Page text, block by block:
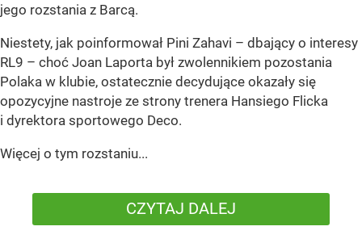
jego rozstania z Barcą.
Niestety, jak poinformował Pini Zahavi – dbający o interesy
RL9 – choć Joan Laporta był zwolennikiem pozostania
Polaka w klubie, ostatecznie decydujące okazały się
opozycyjne nastroje ze strony trenera Hansiego Flicka
i dyrektora sportowego Deco.
Więcej o tym rozstaniu...
CZYTAJ DALEJ